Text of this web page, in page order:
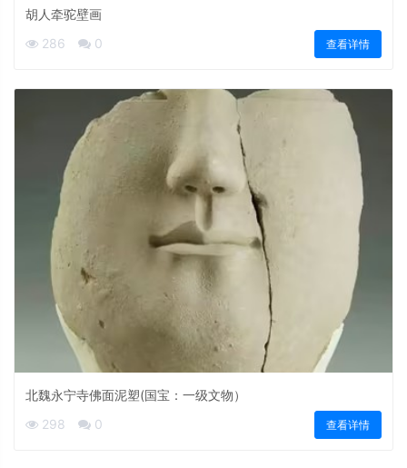
胡人牵驼壁画
286
0 查看详情
北魏永宁寺佛面泥塑(国宝：一级文物）
298
0 查看详情